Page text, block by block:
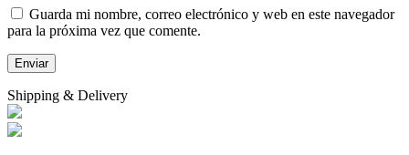
Guarda mi nombre, correo electrónico y web en este navegador
para la próxima vez que comente.
Shipping & Delivery